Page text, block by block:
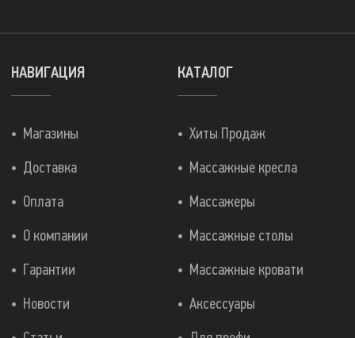
КАТАЛОГ
Хиты Продаж
Массажные кресла
Массажеры
Массажные столы
Массажные кровати
Аксессуары
НАВИГАЦИЯ
Магазины
Доставка
Оплата
О компании
Гарантии
Новости